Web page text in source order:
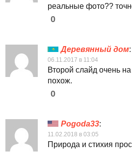
реальные фото??
0
Деревянный дом:
06.11.2017 в 11:04
Второй слайд очень
похож.
0
Pogoda33:
11.02.2018 в 03:05
Природа и стихия